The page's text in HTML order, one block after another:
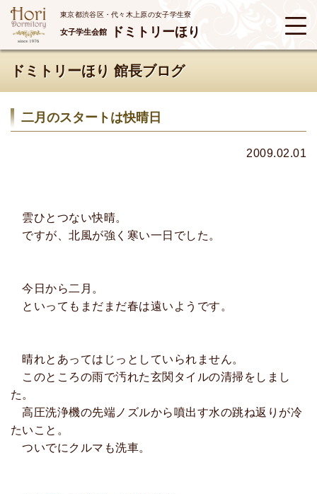
東京都渋谷区・代々木上原の女子学生寮
女子学生会館 ドミトリーほり
ドミトリーほり 館長ブログ
二月のスタートは快晴日
2009.02.01
雲ひとつない快晴。
ですが、北風が強く寒い一日でした。
今日から二月。
といってもまだまだ春は遠いようです。
晴れとあってはじっとしていられません。
このところの雨で汚れた玄関タイルの清掃をしまし
た。
高圧洗浄機の先端ノズルから噴出す水の跳ね返りが冷
たいこと。
ついでにクルマも洗車。